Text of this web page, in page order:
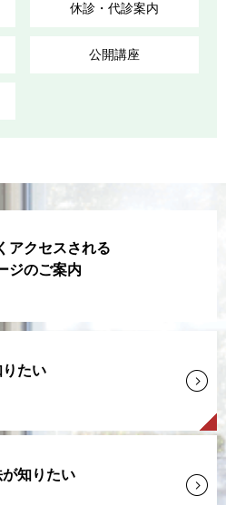
休診・代診案内
公開講座
アクセスされる
ジのご案内
たい
知りたい